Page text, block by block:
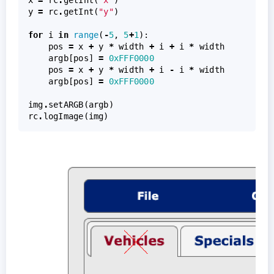
y = rc.getInt ( "y")
for i in range( -5, 5+1 ):
pos
= x + y * width + i + i * width
argb[pos] =
0xFFF0000
pos
= x + y * width + i - i * width
argb[pos] = 0xFFF0000
img .setARGB (argb)
rc. logImage (img)